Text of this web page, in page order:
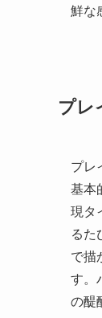
鮮な
プレ
プレ
基本
現タ
るた
で描
す。
の醍